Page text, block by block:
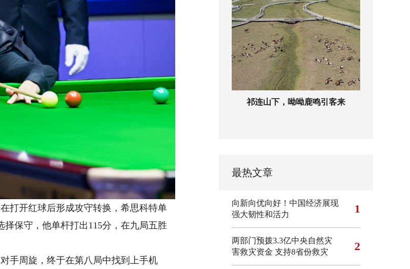
开红球后形成攻守转换，希思科特单
保守，他单杆打出115分，在九局五胜
周旋，终于在第八局中找到上手机
祁连山下，呦呦鹿鸣引客来
最热文章
向新向优向好！中国经济展现
强大韧性和活力
1
两部门预拨3.3亿中央自然灾
害救灾资金 支持8省份救灾
2